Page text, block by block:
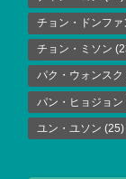
チョン・ドンファ
チョン・ミソン
パク・ウォンスク
パン・ヒョジョン
ユン・ユソン (25)